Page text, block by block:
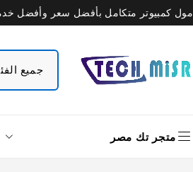
مول كمبيوتر متكامل بأفضل سعر وأفضل
متجر تك مصر